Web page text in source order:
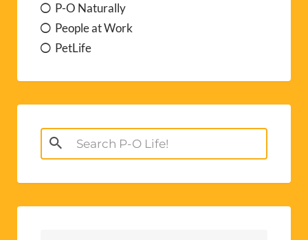
P-O Naturally
People at Work
PetLife
Search
for: